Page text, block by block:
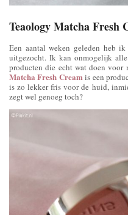
Teaology Matcha Fresh
Een aantal weken geleden heb
uitgezocht. Ik kan onmogelijk
producten die echt wat doen
Matcha Fresh Creamis een
is zo lekker fris voor de huid,
zegt wel genoeg toch?